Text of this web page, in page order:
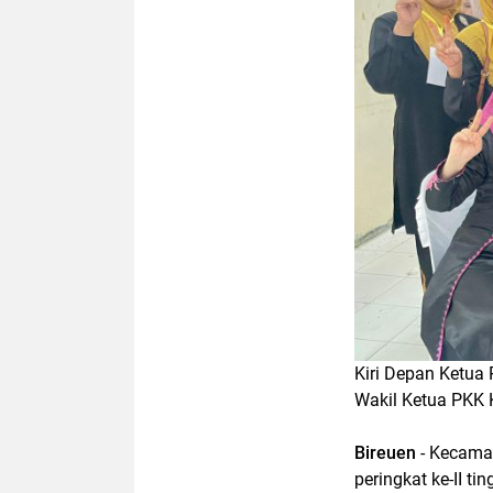
Kiri Depan Ketua
Wakil Ketua
Bireuen -
peringkat ke-II